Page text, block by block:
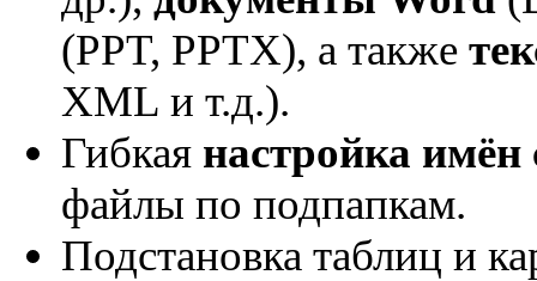
(PPT, PPTX), а также
XML и т.д.).
Гибкая настройка
файлы по подпапкам.
Подстановка таблиц и